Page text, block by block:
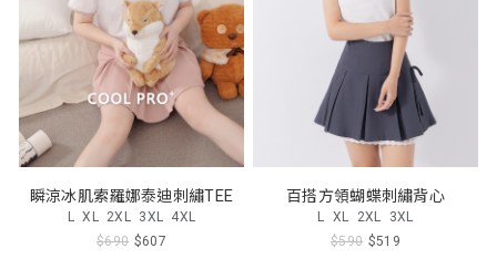
瞬涼冰肌索羅娜泰迪刺繡TEE
L XL 2XL 3XL 4XL
$690 $607
百搭方領蝴蝶刺繡背心
L XL 2XL 3XL
$590 $519